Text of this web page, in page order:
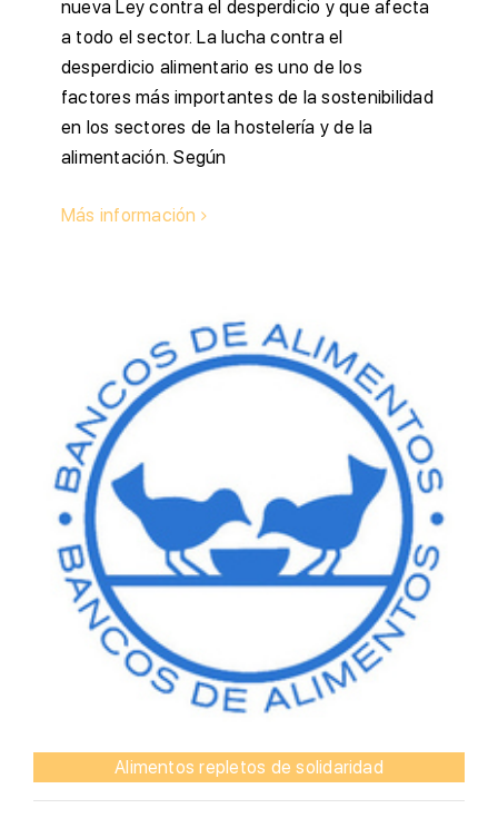
nueva Ley contra el desperdicio y que afecta
a todo el sector. La lucha contra el
desperdicio alimentario es uno de los
factores más importantes de la sostenibilidad
en los sectores de la hostelería y de la
alimentación. Según
Más información
Alimentos repletos de solidaridad